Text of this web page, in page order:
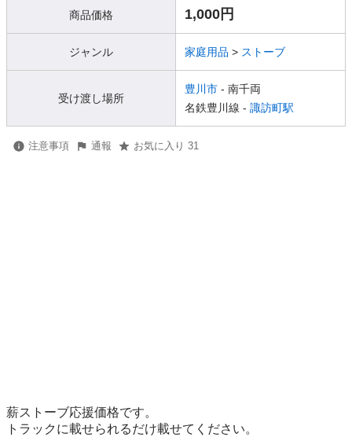
商品価格 1,000円
ジャンル 家庭用品 > ストーブ
受け渡し場所
豊川市 - 南千両
名鉄豊川線 - 諏訪町駅
注意事項 通報 お気に入り 31
薪ストーブ応援価格です。
トラックに載せられるだけ載せてください。